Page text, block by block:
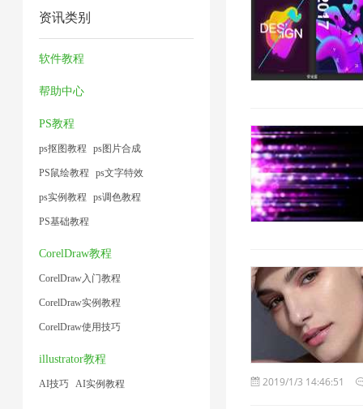
缩
1
1
1
小
缩
图
片
1
压
资讯类别
软件教程
帮助中心
PS教程
ps抠图教程 ps图片合成
PS鼠绘教程 ps文字特效
ps实例教程 ps调色教程
PS基础教程
CorelDraw教程
CorelDraw入门教程
CorelDraw实例教程
CorelDraw使用技巧
illustrator教程
AI技巧 AI实例教程 2019/1/3 14:46:51